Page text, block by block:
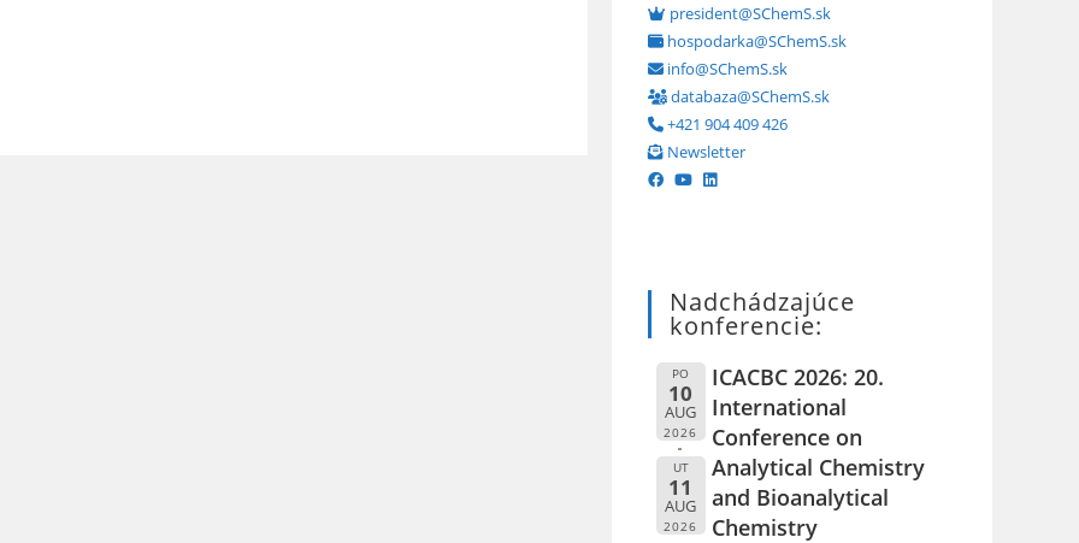
president@SChemS.sk
hospodarka@SChemS.sk
info@SChemS.sk
databaza@SChemS.sk
+421 904 409 426
Newsletter
Nadchádzajúce
konferencie:
PO
10
AUG
2026
UT
11
AUG
2026
ICACBC 2026: 20.
International
Conference on
Analytical Chemistry
and Bioanalytical
Chemistry